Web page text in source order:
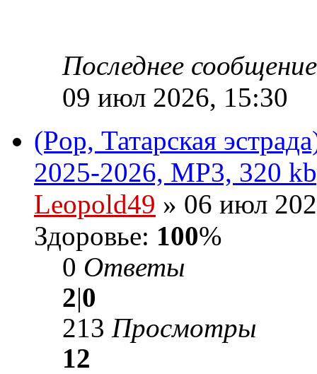
Последнее
09 июл 2026, 15:30
(Pop, Татарская
2025-2026, MP3, 320
Leopold49 » 06 июл
Здоровье: 100%
0 Ответы
2|0
213 Просмотры
12